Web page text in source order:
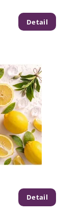
Detail
Detail